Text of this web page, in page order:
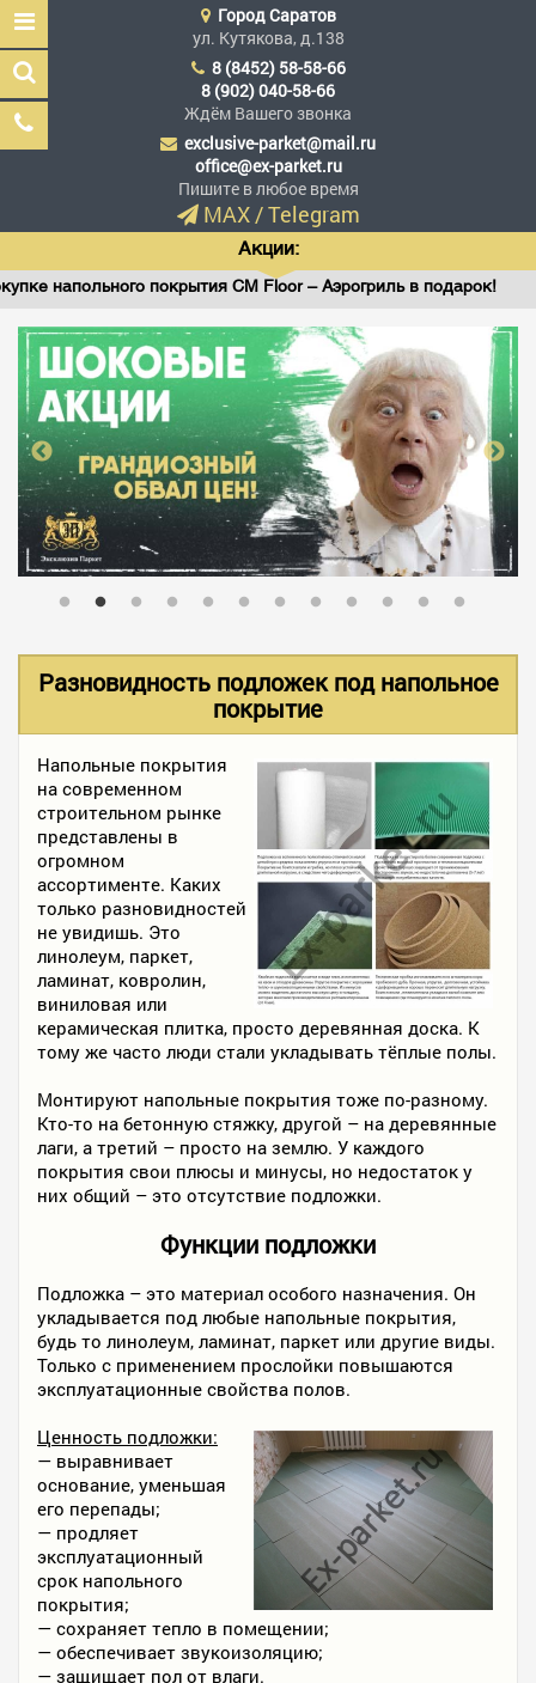
Эксклюзив Паркет
Мы сделали эксклюзив
доступным
ГЛАВНАЯ
АССОРТИМЕНТ
В НАЛИЧИИ
АКЦИИ
ФОТО РАБОТ
КОНТАКТЫ
ПОЛЕЗНОЕ
ГородСаратов
ул. Кутякова, д.138
8 (8452) 58-58-66
8 (902) 040-58-66
Ждём Вашего звонка
exclusive-parket@mail.ru
office@ex-parket.ru
Пишите в любое время
MAX/Telegram
Акции:
покрытия CM Floor – Аэрогриль в подарок!
Разновидность подложек под напольное
покрытие
Напольные покрытия
на современном
строительном рынке
представлены в
огромном
ассортименте. Каких
только разновидностей
не увидишь. Это
линолеум, паркет,
ламинат, ковролин,
виниловая или
керамическая плитка, просто деревянная доска. К
тому же часто люди стали укладывать тёплые полы.
Монтируют напольные покрытия тоже по-разному.
Кто-то на бетонную стяжку, другой – на деревянные
лаги, а третий – просто на землю. У каждого
покрытия свои плюсы и минусы, но недостаток у
них общий – это отсутствие подложки.
Функции подложки
Подложка – это материал особого назначения. Он
укладывается под любые напольные покрытия,
будь то линолеум, ламинат, паркет или другие виды.
Только с применением прослойки повышаются
эксплуатационные свойства полов.
Ценность подложки:
— выравнивает
основание, уменьшая
его перепады;
— продляет
эксплуатационный
срок напольного
покрытия;
— сохраняет тепло в помещении;
— обеспечивает звукоизоляцию;
— защищает пол от влаги.